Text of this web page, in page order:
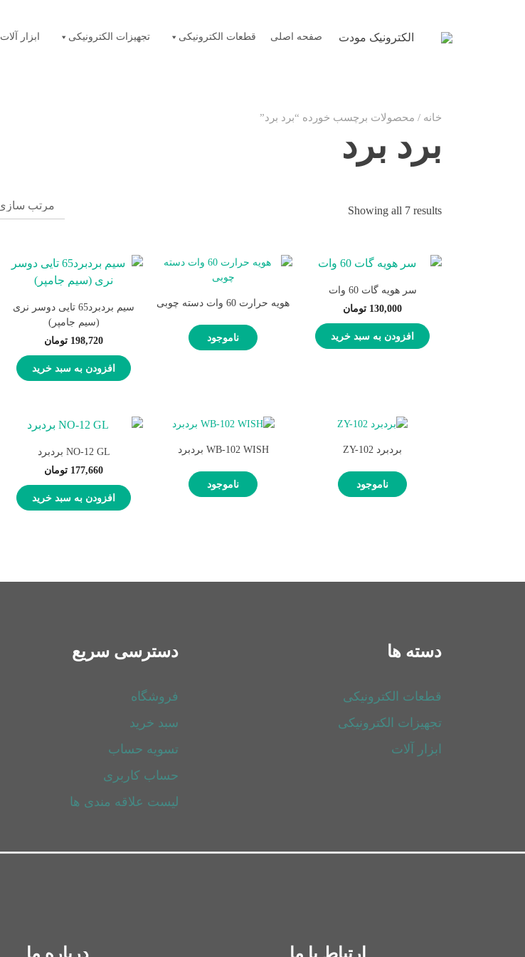
الکترونیک مودت صفحه اصلی قطعات الکترونیکی تجهیزات الکترونیکی ابزار آلات
خانه / محصولات برچسب خورده “برد برد”
برد برد
Showing all 7 results
سر هویه گات 60 وات
130,000 تومان
افزودن به سبد خرید
هویه حرارت 60 وات دسته چوبی
ناموجود
سیم بردبرد65 تایی دوسر نری
(سیم جامپر)
198,720 تومان
افزودن به سبد خرید
بردبرد ZY-102
ناموجود
WB-102 WISH بردبرد
ناموجود
NO-12 GL بردبرد
177,660 تومان
افزودن به سبد خرید
دسته ها
قطعات الکترونیکی
تجهیزات الکترونیکی
ابزار آلات
دسترسی سریع
فروشگاه
سبد خرید
تسویه حساب
حساب کاربری
لیست علاقه مندی ها